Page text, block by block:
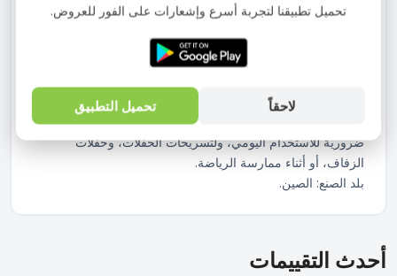
التثبيت: مصممة بشكل احترافي لتوفر تثبيتاً قوياً وموثوقاً، سواء
لتثبيت الكعكات، أو تثبيت خصلات الشعر المتطايرة، أو عمل
من سحب أو خدش فروة الرأس
ضرورية للاستخدام اليومي، ولتسريحات الحفلات، وحفلات
الزفاف، أو أثناء ممارسة الرياضة.
بلد الصنع: الصين.
أحدث التقييمات
تحميل تطبيقنا لتجربة أسرع وإشعارات على الفور للعروض.
لاحقاً تحميل التطبيق